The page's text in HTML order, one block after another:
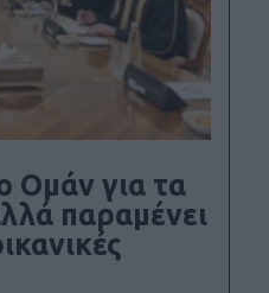
Ομάν για τα
παραμένει